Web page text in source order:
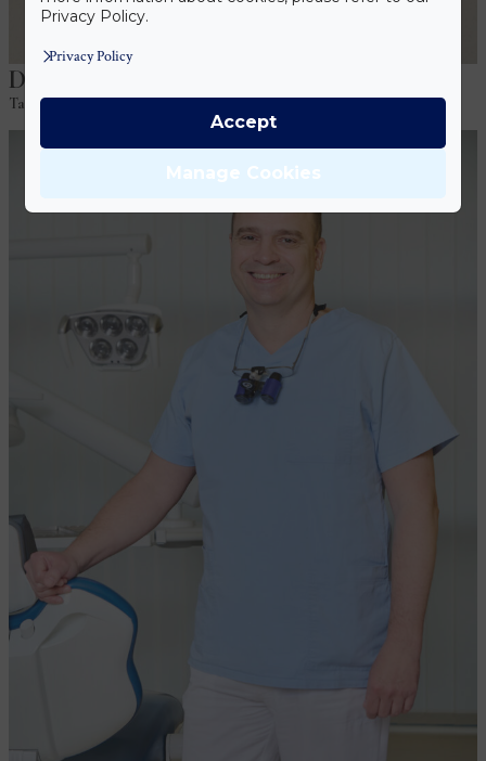
Dr Ádám Vad
Tandarts
Privacy Policy.
Privacy Policy
Manage Cookies
Accept